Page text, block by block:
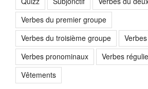
Verbes du premier groupe
Verbes du troisième groupe
Verbes pronominaux
Verbes
Vêtements